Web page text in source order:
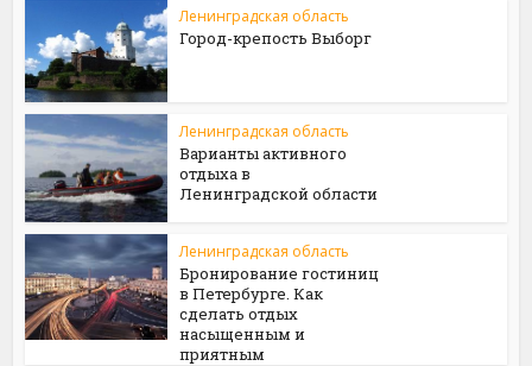
Ленинградская область
Город-крепость Выборг
Ленинградская область
Варианты активного
отдыха в
Ленинградской области
Ленинградская область
Бронирование гостиниц
в Петербурге. Как
сделать отдых
насыщенным и
приятным